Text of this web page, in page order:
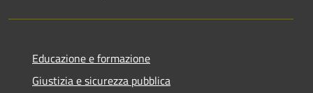
Educazione e formazione
Giustizia e sicurezza pubblica